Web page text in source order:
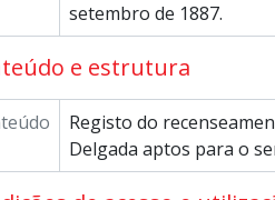
setembro de 1887.
e estrutura
Registo do
Delgada aptos para o